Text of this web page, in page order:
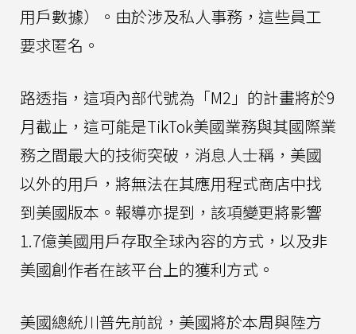
用戶數據）。由於涉及私人事務，這些員工
要求匿名。
路透指，這項內部代號為「M2」的計畫將於9
月截止，這可能是TikTok美國業務與其國際業
務之間最大的技術突破，消息人士稱，美國
以外的用戶，將無法在其應用程式商店中找
到美國版本。報導亦提到，該項變更將影響
1.7億美國用戶存取全球內容的方式，以及非
美國創作者在該平台上的獲利方式。
美國總統川普先前說，美國將於本周與陸方